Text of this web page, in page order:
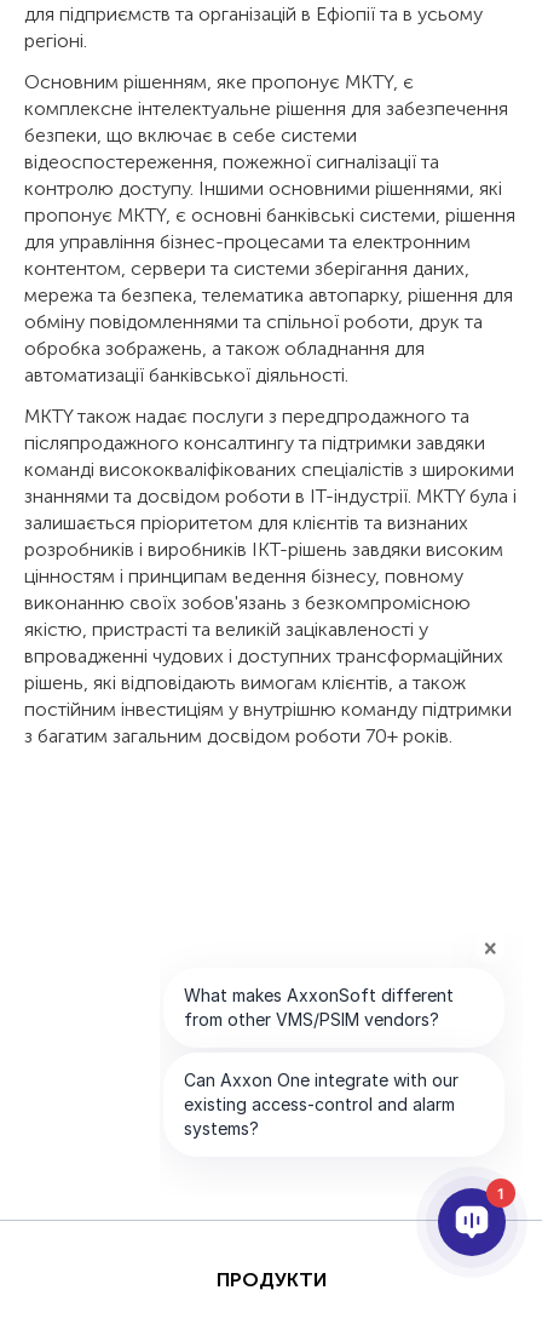
для підприємств та організацій в Ефіопії та в усьому
регіоні.
Основним рішенням, яке пропонує MKTY, є
комплексне інтелектуальне рішення для забезпечення
безпеки, що включає в себе системи
відеоспостереження, пожежної сигналізації та
контролю доступу. Іншими основними рішеннями, які
пропонує MKTY, є основні банківські системи, рішення
для управління бізнес-процесами та електронним
контентом, сервери та системи зберігання даних,
мережа та безпека, телематика автопарку, рішення для
обміну повідомленнями та спільної роботи, друк та
обробка зображень, а також обладнання для
автоматизації банківської діяльності.
MKTY також надає послуги з передпродажного та
післяпродажного консалтингу та підтримки завдяки
команді висококваліфікованих спеціалістів з широкими
знаннями та досвідом роботи в ІТ-індустрії. MKTY була і
залишається пріоритетом для клієнтів та визнаних
розробників і виробників ІКТ-рішень завдяки високим
цінностям і принципам ведення бізнесу, повному
виконанню своїх зобов'язань з безкомпромісною
якістю, пристрасті та великій зацікавленості у
впровадженні чудових і доступних трансформаційних
рішень, які відповідають вимогам клієнтів, а також
постійним інвестиціям у внутрішню команду підтримки
з багатим загальним досвідом роботи 70+ років.
ПРОДУКТИ
1